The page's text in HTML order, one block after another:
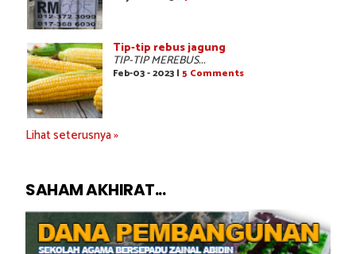
Tip-tip rebus jagung
TIP-TIP MEREBUS...
Feb-03 - 2023 | 5 Comments
Lihat seterusnya »
SAHAM AKHIRAT...